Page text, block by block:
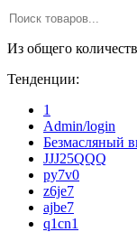
Из общего
Тенденции:
1
Admin/login
Безмасляный
JJJ25QQQ
py7v0
z6je7
ajbe7
q1cn1